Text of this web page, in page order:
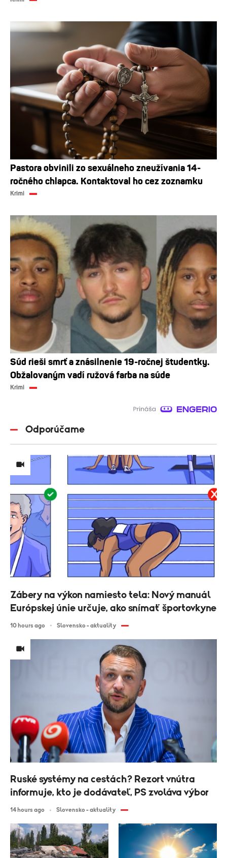
Pastora obvinili zo sexuálneho zneužívania 14-
ročného chlapca. Kontaktoval ho cez zoznamku
Krimi
Súd rieši smrť a znásilnenie 19-ročnej študentky.
Obžalovaným vadí ružová farba na súde
Krimi
Odporúčame
Zábery na výkon namiesto tela: Nový manuál
Európskej únie určuje, ako snímať športovkyne
10 hours ago Slovensko - aktuality
Ruské systémy na cestách? Rezort vnútra
informuje, kto je dodávateľ, PS zvoláva výbor
14 hours ago Slovensko - aktuality